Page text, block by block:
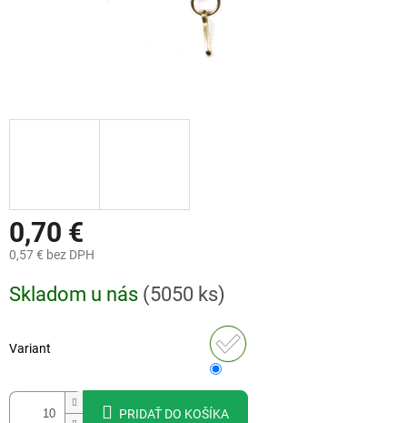
0,70 €
0,57 € bez DPH
cena:
Skladom u nás (5050 ks)
Variant
PRIDAŤ DO KOŠÍKA